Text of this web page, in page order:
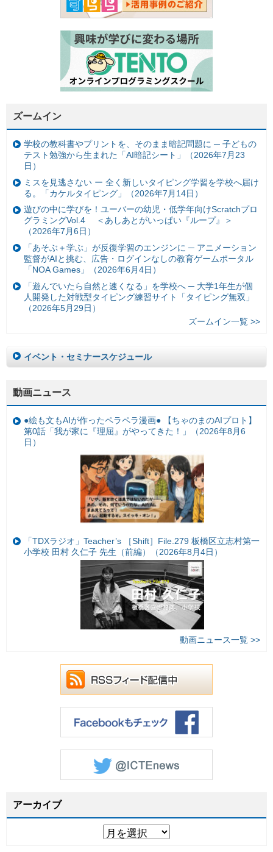
ズームイン
学校の教科書やプリントを、そのまま暗記問題に ─ 子どもの
テスト勉強から生まれた「AI暗記シート」（2026年7月23
日）
ミスを見逃さない ー 全く新しいタイピング学習を学校へ届け
る。「カケルタイピング」（2026年7月14日）
遊びの中に学びを！ユーバーの幼児・低学年向けScratchプロ
グラミングVol.4 ＜あしあとがいっぱい『ループ』＞
（2026年7月6日）
「あそぶ＋学ぶ」が反復学習のエンジンに ─ アニメーション
監督がAIと挑む、広告・ログインなしの教育ゲームポータル
「NOA Games」（2026年6月4日）
「遊んでいたら自然と速くなる」を学校へ ─ 大学1年生が個
人開発した対戦型タイピング練習サイト「タイピング無双」
（2026年5月29日）
ズームイン一覧 >>
イベント・セミナースケジュール
動画ニュース
●絵も文もAIが作ったペラペラ漫画● 【ちゃのまのAIプロト】
第0話「我が家に『理屈』がやってきた！」（2026年8月6
日）
「TDXラジオ」Teacher’s ［Shift］File.279 板橋区立志村第一
小学校 田村 久仁子 先生（前編）（2026年8月4日）
動画ニュース一覧 >>
アーカイブ